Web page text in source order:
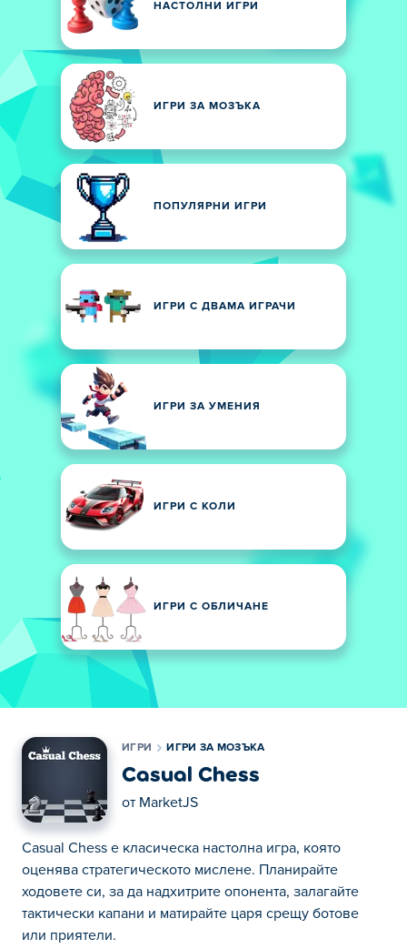
НАСТОЛНИ ИГРИ
ИГРИ ЗА МОЗЪКА
ПОПУЛЯРНИ ИГРИ
ИГРИ С ДВАМА ИГРАЧИ
ИГРИ ЗА УМЕНИЯ
ИГРИ С КОЛИ
ИГРИ С ОБЛИЧАНЕ
ИГРИ ИГРИ ЗА МОЗЪКА
Casual Chess
от MarketJS
Casual Chess е класическа настолна игра, която
оценява стратегическото мислене. Планирайте
ходовете си, за да надхитрите опонента, залагайте
тактически капани и матирайте царя срещу ботове
или приятели.